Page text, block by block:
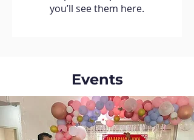
you’ll see them here.
Events